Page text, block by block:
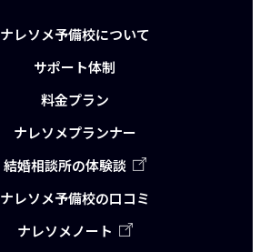
ナレソメ予備校について
サポート体制
料金プラン
ナレソメプランナー
結婚相談所の体験談
ナレソメ予備校の口コミ
ナレソメノート